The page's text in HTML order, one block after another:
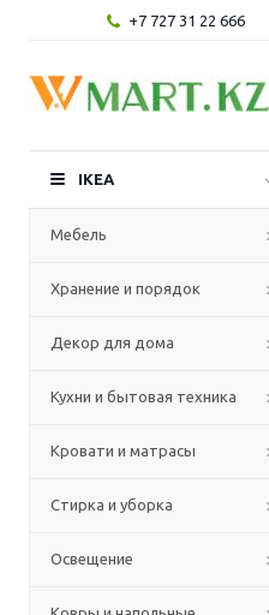
+7 727 31 22 666
IKEA
Мебель
Хранение и порядок
Декор для дома
Кухни и бытовая техника
Кровати и матрасы
Стирка и уборка
Освещение